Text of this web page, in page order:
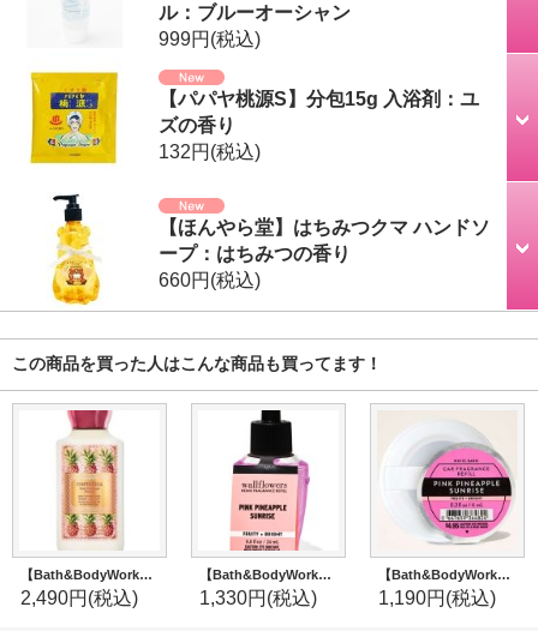
ル：ブルーオーシャン
999円(税込)
【パパヤ桃源S】分包15g 入浴剤：ユ
ズの香り
132円(税込)
【ほんやら堂】はちみつクマ ハンドソ
ープ：はちみつの香り
660円(税込)
この商品を買った人はこんな商品も買ってます！
【Bath&BodyWorks】ボディローション：ピンクパイナップルサンライズ
2,490円 (税込)
【Bath&BodyWorks】Wallflowers詰替リフィル：ピンクパイナップルサンライズ
1,330円 (税込)
【Bath&BodyWorks】カーフレグランス詰替リフィル：ピンクパイナップルサンライズ
1,190円 (税込)